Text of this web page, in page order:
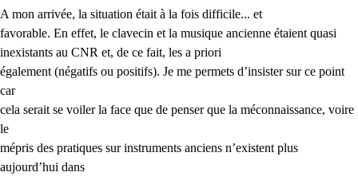
A mon arrivée, la situation était à la fois difficile... et
favorable. En effet, le clavecin et la musique ancienne étaient quasi
inexistants au CNR et, de ce fait, les a priori
également (négatifs ou positifs). Je me permets d’insister sur ce point
car
cela serait se voiler la face que de penser que la méconnaissance, voire
le
mépris des pratiques sur instruments anciens n’existent plus
aujourd’hui dans